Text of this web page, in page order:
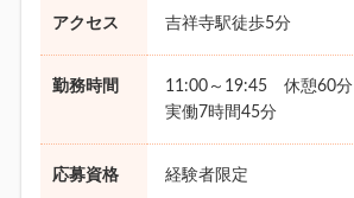
アクセス 吉祥寺駅徒歩5分
勤務時間
11:00～19:45 休憩60分
実働7時間45分
応募資格 経験者限定